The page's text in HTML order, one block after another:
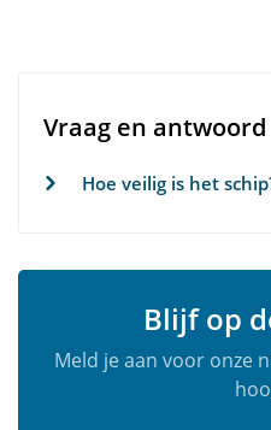
Vraag en antwoord
Hoe veilig is het
Blijf op
Meld je aan voor onze